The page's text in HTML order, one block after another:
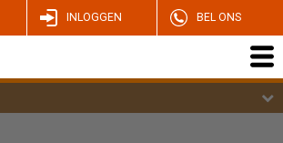
INLOGGEN BEL ONS